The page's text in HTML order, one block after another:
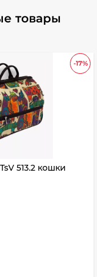
товары
-17%
513.2 кошки